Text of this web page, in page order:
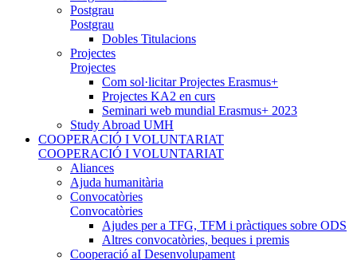
Postgrau
Postgrau
Dobles Titulacions
Projectes
Projectes
Com sol·licitar Projectes Erasmus+
Projectes KA2 en curs
Seminari web mundial Erasmus+ 2023
Study Abroad UMH
COOPERACIÓ I VOLUNTARIAT
COOPERACIÓ I VOLUNTARIAT
Aliances
Ajuda humanitària
Convocatòries
Convocatòries
Ajudes per a TFG, TFM i pràctiques sobre ODS
Altres convocatòries, beques i premis
Cooperació aI Desenvolupament